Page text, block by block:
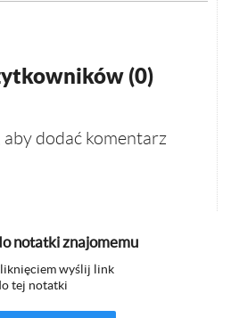
(0)
aby dodać komentarz
notatki znajomemu
wyślij link
tej notatki